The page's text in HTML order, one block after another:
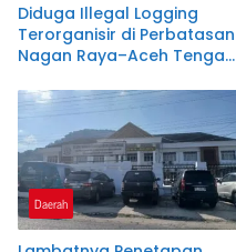
Diduga Illegal Logging
Terorganisir di Perbatasan
Nagan Raya–Aceh Tengah,
Ketegasan APH dan
Satgas PKH
Daerah